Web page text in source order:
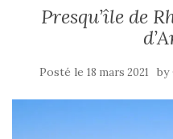
Presqu’île de
Posté le 18 mars 2021 by